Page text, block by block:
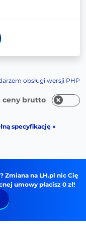
obsługi wersji PHP
ceny brutto
specyfikację »
Zmiana na LH.pl nic Cię
umowy płacisz 0 zł!